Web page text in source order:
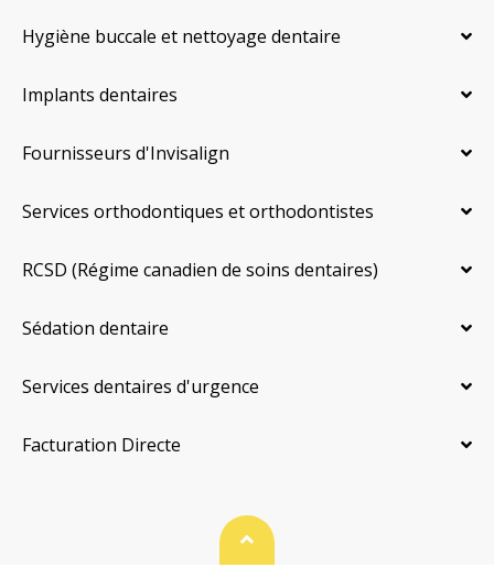
Hygiène buccale et nettoyage dentaire
Implants dentaires
Fournisseurs d'Invisalign
Services orthodontiques et orthodontistes
RCSD (Régime canadien de soins dentaires)
Sédation dentaire
Services dentaires d'urgence
Facturation Directe
Haut de page